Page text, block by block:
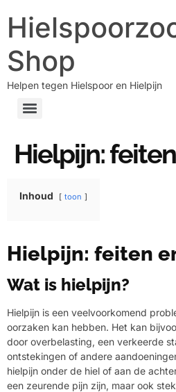
Shop
Helpen tegen Hielspoor en Hielpijn
Hielpijn:
Inhoud toon
Hielpijn: feiten
Wat is hielpijn?
Hielpijn is een veelvoorkomend
oorzaken kan hebben. Het kan
door overbelasting, een verkeerde
ontstekingen of andere
hielpijn onder de hiel of aan de
een zeurende pijn zijn, maar ook